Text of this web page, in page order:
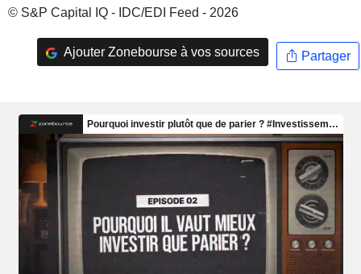
© S&P Capital IQ - IDC/EDI Feed - 2026
Ajouter Zonebourse à vos sources Partager